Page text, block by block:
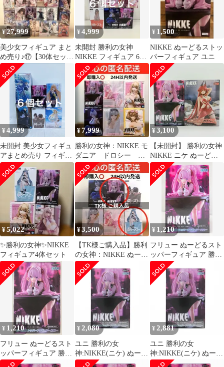
¥27,999
美少女フィギュア まと
め売り♪︎⑰【30体セッ
ト】NIKKE/ホロライブ
等々
¥4,999
未開封 勝利の女神
NIKKE フィギュア 6種
セット LF7474 f107
¥ 1,500
NIKKE ぬーどるストッ
パーフィギュア ユニ
¥4,999
未開封 美少女フィギュ
アまとめ売り フィギュ
ア 6種セット LF6027
f107
¥7,999
勝利の女神：NIKKE モ
ダニア ドロシー ユ
ニ ブリッド アニ
ス バイパー
¥3,100
【未開封】 勝利の女神
NIKKE ニケ ぬーどる
ストッパーフィギュア
レッドフード ナンセン
スレッド ユニ フリュー
FuRyu アニメ ゲーム キ
ャラクター グッズ 2体
セット まとめ売り フィ
ギュア B-22-1
¥5,022
✨勝利の女神✨NIKKE
フィギュア4体セット
¥3,500
【TK様ご購入品】勝利
の女神：NIKKE ぬース
ト ユニ プリバティ
¥ 1,210
フリュー ぬーどるスト
ッパーフィギュア 勝利
の女神:NIKKE ユニ
¥ 1,210
フリュー ぬーどるスト
ッパーフィギュア 勝利
の女神:NIKKE ユニ 再
¥ 2,080
ユニ 勝利の女
神:NIKKE(ニケ) ぬーど
るストッパーフィギュ
¥ 2,881
ユニ 勝利の女
神:NIKKE(ニケ) ぬーど
るストッパーフィギュ